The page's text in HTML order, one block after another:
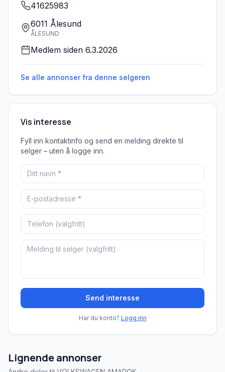
41625983
6011 Ålesund
ÅLESUND
Medlem siden 6.3.2026
Se alle annonser fra denne selgeren
Vis interesse
Fyll inn kontaktinfo og send en melding direkte til
selger – uten å logge inn.
Send interesse
Har du konto? Logg inn
Lignende annonser